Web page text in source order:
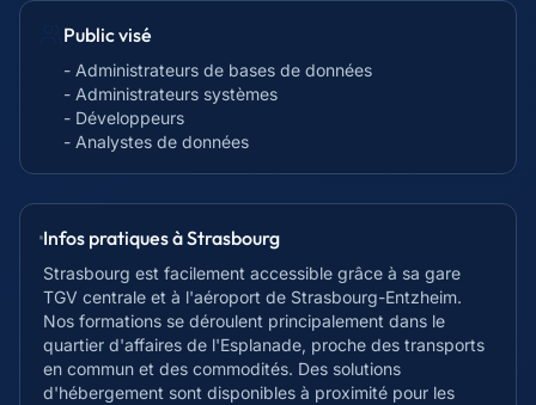
Public visé
- Administrateurs de bases de données
- Administrateurs systèmes
- Développeurs
- Analystes de données
Infos pratiques àStrasbourg
Strasbourg est facilement accessible grâce à sa gare
TGV centrale et à l'aéroport de Strasbourg-Entzheim.
Nos formations se déroulent principalement dans le
quartier d'affaires de l'Esplanade, proche des transports
en commun et des commodités. Des solutions
d'hébergement sont disponibles à proximité pour les